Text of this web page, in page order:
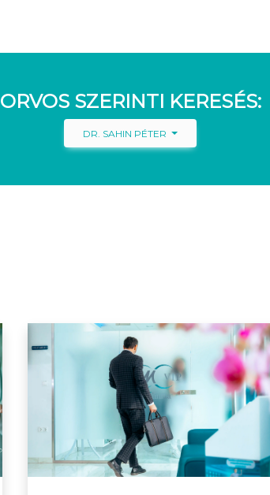
ORVOS SZERINTI KERESÉS:
DR. SAHIN PÉTER